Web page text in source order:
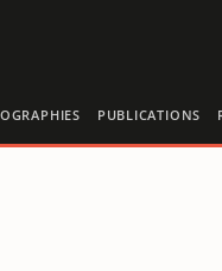
PUBLICATIONS